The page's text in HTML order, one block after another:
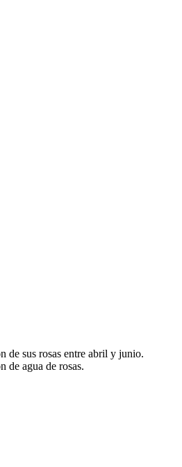
de sus rosas entre abril y junio.
de agua de rosas.